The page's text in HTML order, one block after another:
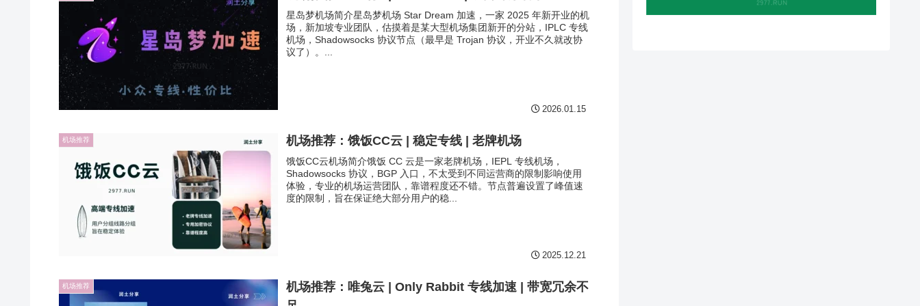
星岛梦机场简介星岛梦机场 Star Dream 加速，一家 2025 年新开业的机
场，新加坡专业团队，估摸着是某大型机场集团新开的分站，IPLC 专线
机场，Shadowsocks 协议节点（最早是 Trojan 协议，开业不久就改协
议了）。...
2026.01.15
机场推荐 机场推荐：饿饭CC云 | 稳定专线 | 老牌机场
饿饭CC云机场简介饿饭 CC 云是一家老牌机场，IEPL 专线机场，
Shadowsocks 协议，BGP 入口，不太受到不同运营商的限制影响使用
体验，专业的机场运营团队，靠谱程度还不错。节点普遍设置了峰值速
度的限制，旨在保证绝大部分用户的稳...
2025.12.21
机场推荐
机场推荐：唯兔云 | Only Rabbit 专线加速 | 带宽冗余不